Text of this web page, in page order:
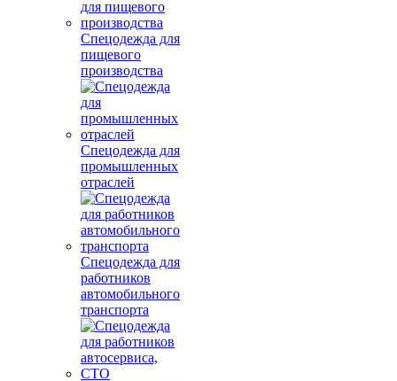
Спецодежда для
пищевого
производства
Спецодежда для
промышленных
отраслей
Спецодежда для
работников
автомобильного
транспорта